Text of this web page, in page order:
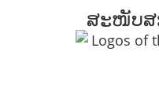
ສະໜັບ